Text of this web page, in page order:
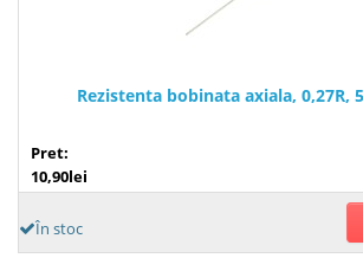
Rezistenta bobinata axiala, 0,27R,
Pret:
10,90lei
În stoc